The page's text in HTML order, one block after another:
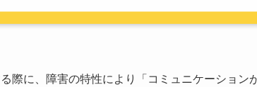
際に、障害の特性により「コミュニケーション